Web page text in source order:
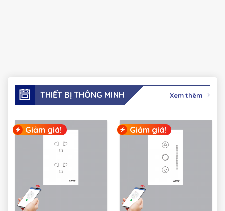
THIẾT BỊ THÔNG MINH Xem thêm
Giảm giá! Giảm giá!